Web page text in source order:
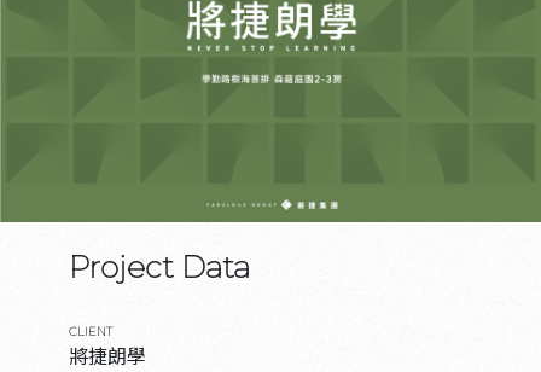
Project Data
CLIENT
將捷朗學